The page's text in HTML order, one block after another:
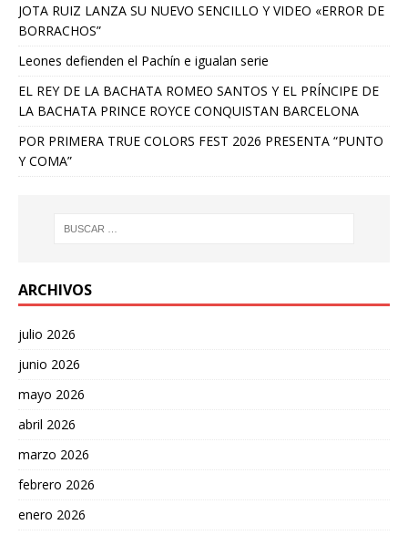
JOTA RUIZ LANZA SU NUEVO SENCILLO Y VIDEO «ERROR DE
BORRACHOS”
Leones defienden el Pachín e igualan serie
EL REY DE LA BACHATA ROMEO SANTOS Y EL PRÍNCIPE DE
LA BACHATA PRINCE ROYCE CONQUISTAN BARCELONA
POR PRIMERA TRUE COLORS FEST 2026 PRESENTA “PUNTO
Y COMA”
ARCHIVOS
julio 2026
junio 2026
mayo 2026
abril 2026
marzo 2026
febrero 2026
enero 2026